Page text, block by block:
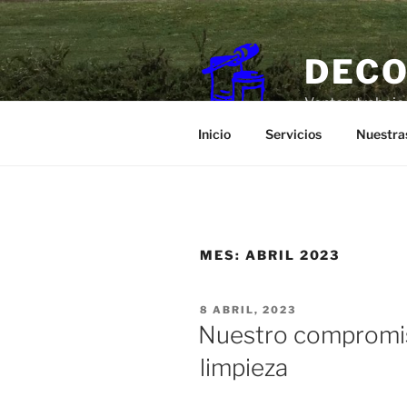
Saltar
al
contenido
Venta y
Inicio Servicios
MES: ABRIL 2023
PUBLICADO
EL
8 ABRIL, 2023
Nuestro
limpieza